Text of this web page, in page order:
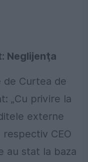
Neglijenţa
de Curtea de
„Cu privire la
externe
CEO
au stat la baza